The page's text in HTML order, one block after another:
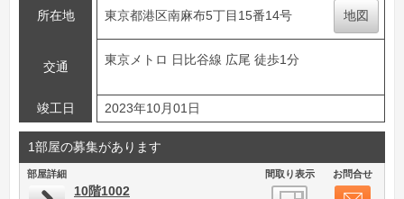
所在地 東京都港区南麻布5丁目15番14号 地図
交通
東京メトロ 日比谷線 広尾 徒歩1分
竣工日 2023年10月01日
1部屋の募集があります
部屋詳細 間取り表示 お問合せ
10階1002